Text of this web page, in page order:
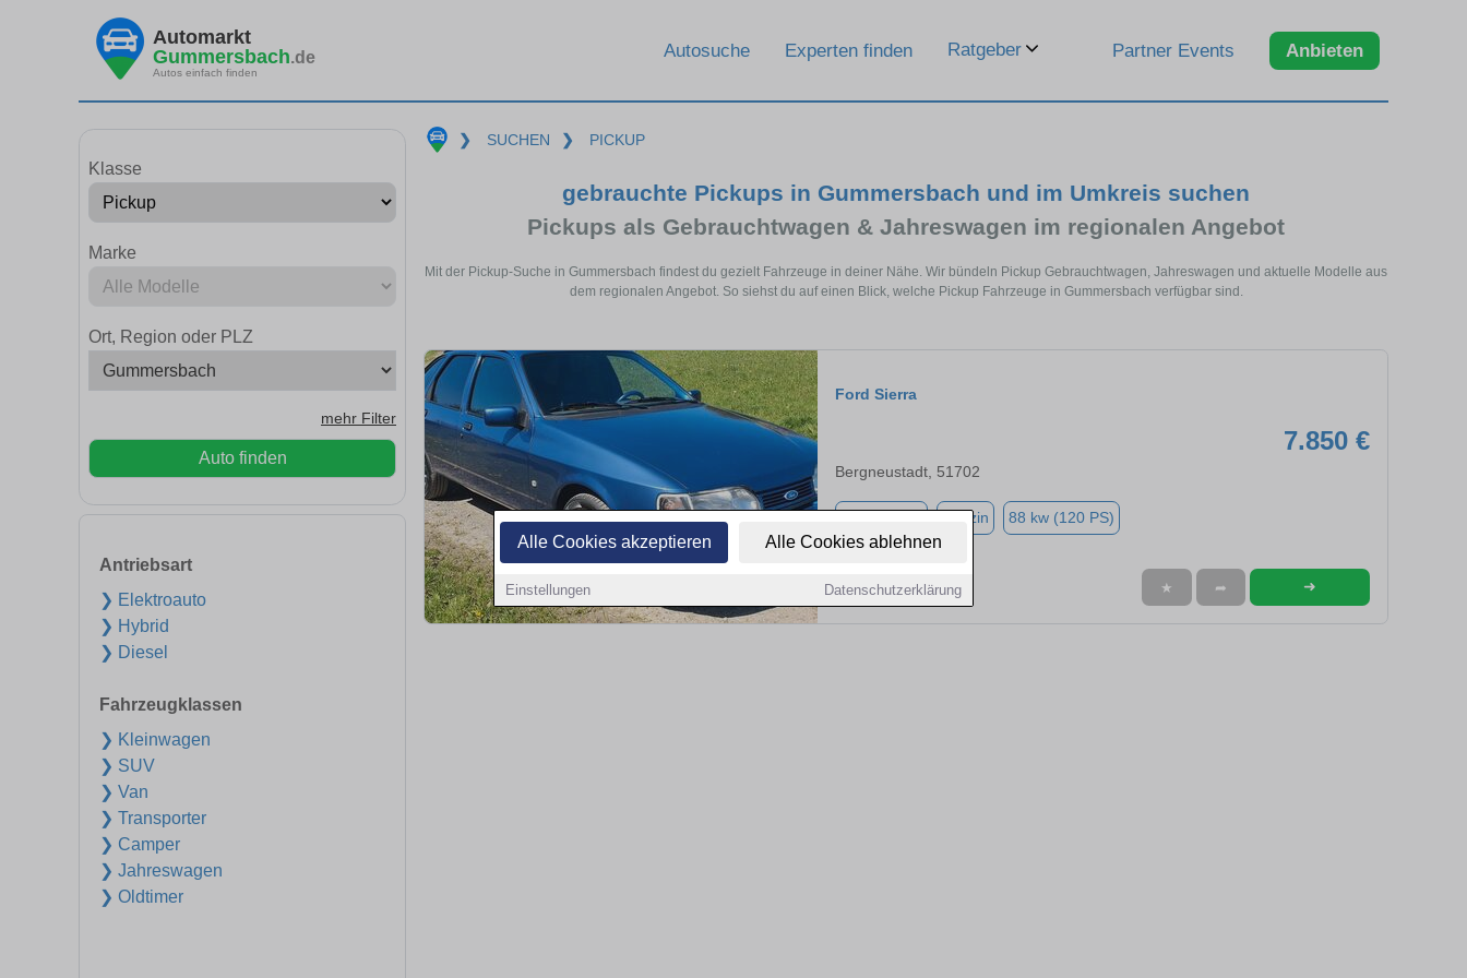
Alle Cookies akzeptieren Alle Cookies ablehnen
Einstellungen Datenschutzerklärung
Automarkt
Gummersbach.de
Autos einfach finden
Autosuche Experten finden Ratgeber Partner Events Anbieten
Klasse
Marke
Ort, Region oder PLZ
mehr Filter
Auto finden
Antriebsart
❯ Elektroauto
❯ Hybrid
❯ Diesel
Fahrzeugklassen
❯ Kleinwagen
❯ SUV
❯ Van
❯ Transporter
❯ Camper
❯ Jahreswagen
❯ Oldtimer
❯ SUCHEN ❯ PICKUP
gebrauchte Pickups in Gummersbach und im Umkreis suchen
Pickups als Gebrauchtwagen & Jahreswagen im regionalen Angebot
Mit der Pickup-Suche in Gummersbach findest du gezielt Fahrzeuge in deiner Nähe. Wir bündeln Pickup Gebrauchtwagen, Jahreswagen und aktuelle Modelle aus
dem regionalen Angebot. So siehst du auf einen Blick, welche Pickup Fahrzeuge in Gummersbach verfügbar sind.
Ford Sierra
7.850 €
Bergneustadt, 51702
Benzin 88 kw (120 PS)
★ ➦ ➜